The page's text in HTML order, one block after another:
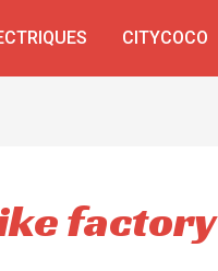
CITYCOCO
factory